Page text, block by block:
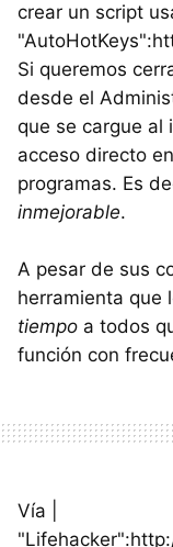
crear un script
Si queremos
desde el
que se cargue al
acceso directo
programas. Es
inmejorable.
A pesar de sus
herramienta que
tiempo a todos
función con
Vía |